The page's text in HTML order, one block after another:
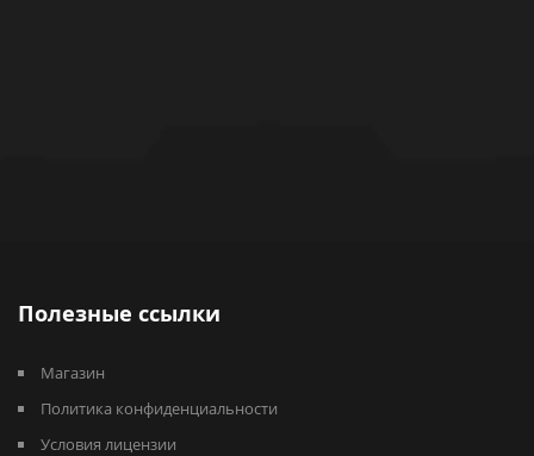
Полезные ссылки
Магазин
Политика конфиденциальности
Условия лицензии